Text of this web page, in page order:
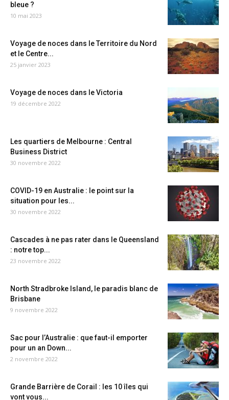
bleue ?
10 mai 2023
Voyage de noces dans le Territoire du Nord
et le Centre...
25 janvier 2023
Voyage de noces dans le Victoria
19 décembre 2022
Les quartiers de Melbourne : Central
Business District
30 novembre 2022
COVID-19 en Australie : le point sur la
situation pour les...
30 novembre 2022
Cascades à ne pas rater dans le Queensland
: notre top...
23 novembre 2022
North Stradbroke Island, le paradis blanc de
Brisbane
9 novembre 2022
Sac pour l’Australie : que faut-il emporter
pour un an Down...
2 novembre 2022
Grande Barrière de Corail : les 10 îles qui
vont vous...